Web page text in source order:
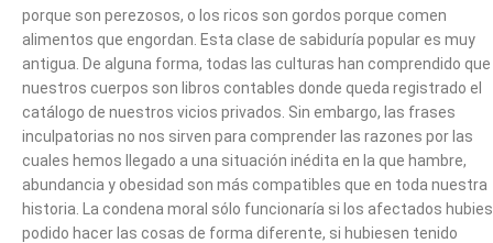
porque son perezosos, o los ricos son gordos porque comen
alimentos que engordan. Esta clase de sabiduría popular es muy
antigua. De alguna forma, todas las culturas han comprendido que
nuestros cuerpos son libros contables donde queda registrado el
catálogo de nuestros vicios privados. Sin embargo, las frases
inculpatorias no nos sirven para comprender las razones por las
cuales hemos llegado a una situación inédita en la que hambre,
abundancia y obesidad son más compatibles que en toda nuestra
historia. La condena moral sólo funcionaría si los afectados
podido hacer las cosas de forma diferente, si hubiesen tenido